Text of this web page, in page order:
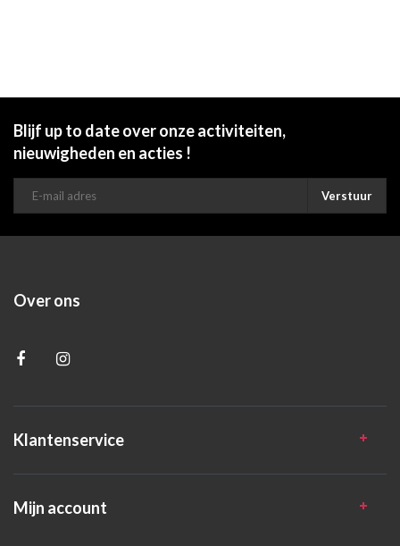
Blijf up to date over onze activiteiten,
nieuwigheden en acties !
Verstuur
Over ons
Klantenservice
Mijn account